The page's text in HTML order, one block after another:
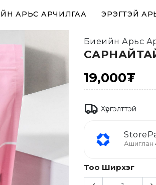
АРЬС АРЧИЛГАА ЭРЭГТЭЙ
Биеийн Арьс
19,000₮
Хүргэлттэй
Ашиглан
Тоо Ширхэг